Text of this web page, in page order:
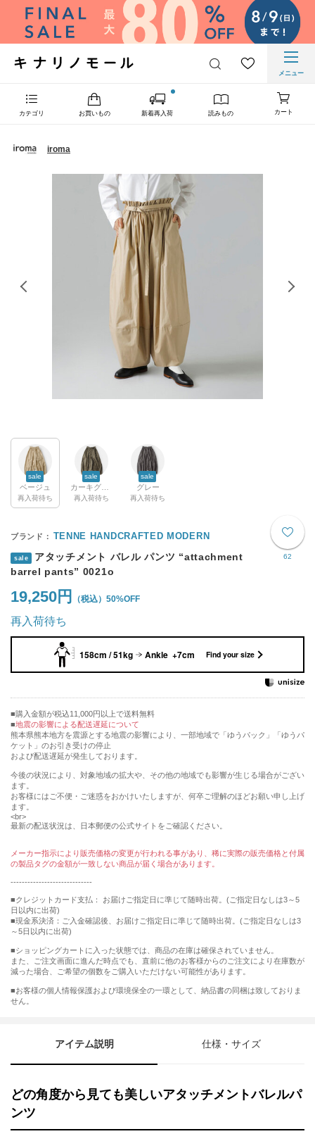
メニュー
カテゴリ お買いもの 新着再入荷 読みもの カート
iroma
sale
ベージュ
再入荷待ち
sale
再入荷待ち
sale
グレー
再入荷待ち
62
TENNE HANDCRAFTED MODERN
sale
アタッチメント バレル パンツ “attachment
barrel pants” 0021o
19,250円 50%OFF
再入荷待ち
158cm / 51kg Ankle +7cm Find your size
購入金額が税込11,000円以上で送料無料
地震の影響による配送遅延について
熊本県熊本地方を震源とする地震の影響により、一部地域で「ゆうパック」「ゆうパ
ケット」のお引き受けの停止
および配送遅延が発生しております。
今後の状況により、対象地域の拡大や、その他の地域でも影響が生じる場合がござい
ます。
お客様にはご不便・ご迷惑をおかけいたしますが、何卒ご理解のほどお願い申し上げ
ます。
<br>
最新の配送状況は、日本郵便の公式サイトをご確認ください。
メーカー指示により販売価格の変更が行われる事があり、稀に実際の販売価格と付属
の製品タグの金額が一致しない商品が届く場合があります。
-----------------------------
■クレジットカード支払： お届けご指定日に準じて随時出荷。(ご指定日なしは3～5
日以内に出荷)
■現金系決済：ご入金確認後、お届けご指定日に準じて随時出荷。(ご指定日なしは3
～5日以内に出荷)
■ショッピングカートに入った状態では、商品の在庫は確保されていません。
また、ご注文画面に進んだ時点でも、直前に他のお客様からのご注文により在庫数が
減った場合、ご希望の個数をご購入いただけない可能性があります。
■お客様の個人情報保護および環境保全の一環として、納品書の同梱は致しておりま
せん。
アイテム説明 仕様・サイズ
どの角度から見ても美しいアタッチメントバレルパ
ンツ